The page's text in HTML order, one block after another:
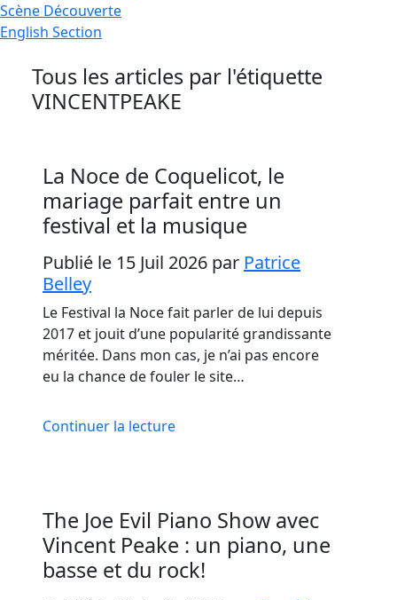
Scène Découverte
English Section
Tous les articles par l'étiquette
VINCENTPEAKE
La Noce de Coquelicot, le
mariage parfait entre un
festival et la musique
Publié le 15 Juil 2026 par Patrice
Belley
Le Festival la Noce fait parler de lui depuis
2017 et jouit d’une popularité grandissante
méritée. Dans mon cas, je n’ai pas encore
eu la chance de fouler le site…
Continuer la lecture
The Joe Evil Piano Show avec
Vincent Peake : un piano, une
basse et du rock!